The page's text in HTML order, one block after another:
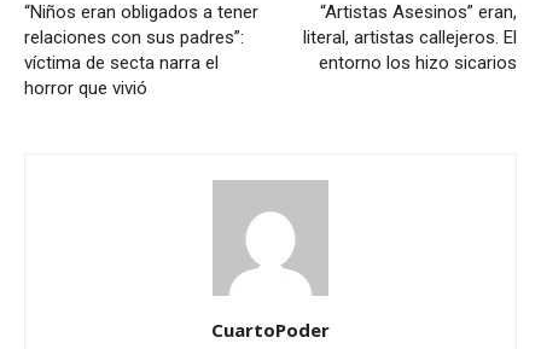
“Niños eran obligados a tener
relaciones con sus padres”:
víctima de secta narra el
horror que vivió
“Artistas Asesinos” eran,
literal, artistas callejeros. El
entorno los hizo sicarios
CuartoPoder